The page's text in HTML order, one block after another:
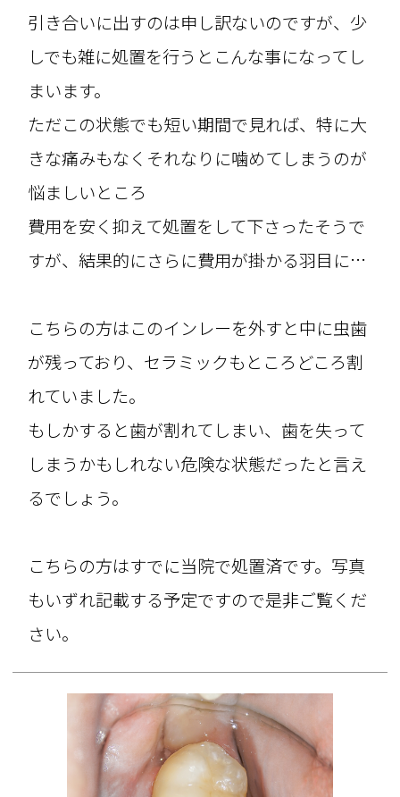
引き合いに出すのは申し訳ないのですが、少
しでも雑に処置を行うとこんな事になってし
まいます。
ただこの状態でも短い期間で見れば、特に大
きな痛みもなくそれなりに噛めてしまうのが
悩ましいところ
費用を安く抑えて処置をして下さったそうで
すが、結果的にさらに費用が掛かる羽目に…
こちらの方はこのインレーを外すと中に虫歯
が残っており、セラミックもところどころ割
れていました。
もしかすると歯が割れてしまい、歯を失って
しまうかもしれない危険な状態だったと言え
るでしょう。
こちらの方はすでに当院で処置済です。写真
もいずれ記載する予定ですので是非ご覧くだ
さい。